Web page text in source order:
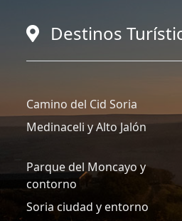
Destinos
Camino del Cid Soria
Medinaceli y Alto Jalón
Parque del Moncayo y
contorno
Soria ciudad y entorno